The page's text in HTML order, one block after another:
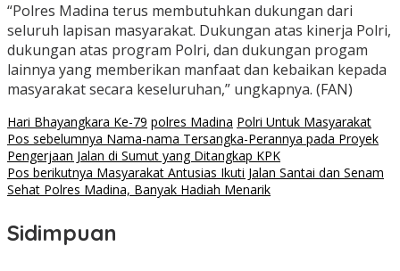
“Polres Madina terus membutuhkan dukungan dari
seluruh lapisan masyarakat. Dukungan atas kinerja Polri,
dukungan atas program Polri, dan dukungan progam
lainnya yang memberikan manfaat dan kebaikan kepada
masyarakat secara keseluruhan,” ungkapnya. (FAN)
Hari Bhayangkara Ke-79 polres Madina Polri Untuk Masyarakat
Navigasi
pos
Pos sebelumnya Nama-nama Tersangka-Perannya pada Proyek
Pengerjaan Jalan di Sumut yang Ditangkap KPK
Pos berikutnya Masyarakat Antusias Ikuti Jalan Santai dan Senam
Sehat Polres Madina, Banyak Hadiah Menarik
Sidimpuan